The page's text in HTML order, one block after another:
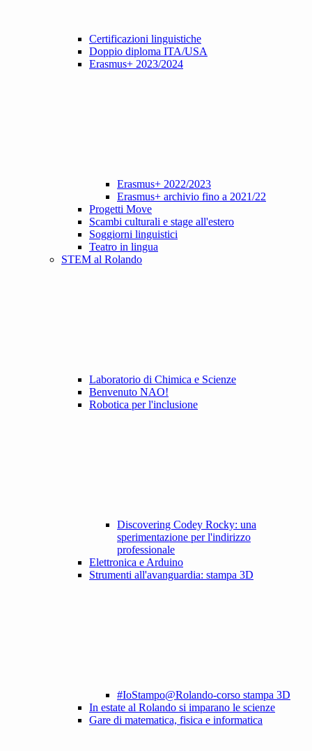
Certificazioni linguistiche
Doppio diploma ITA/USA
Erasmus+ 2023/2024
Erasmus+ 2022/2023
Erasmus+ archivio fino a 2021/22
Progetti Move
Scambi culturali e stage all'estero
Soggiorni linguistici
Teatro in lingua
STEM al Rolando
Laboratorio di Chimica e Scienze
Benvenuto NAO!
Robotica per l'inclusione
Discovering Codey Rocky: una
sperimentazione per l'indirizzo
professionale
Elettronica e Arduino
Strumenti all'avanguardia: stampa 3D
#IoStampo@Rolando-corso stampa 3D
In estate al Rolando si imparano le scienze
Gare di matematica, fisica e informatica